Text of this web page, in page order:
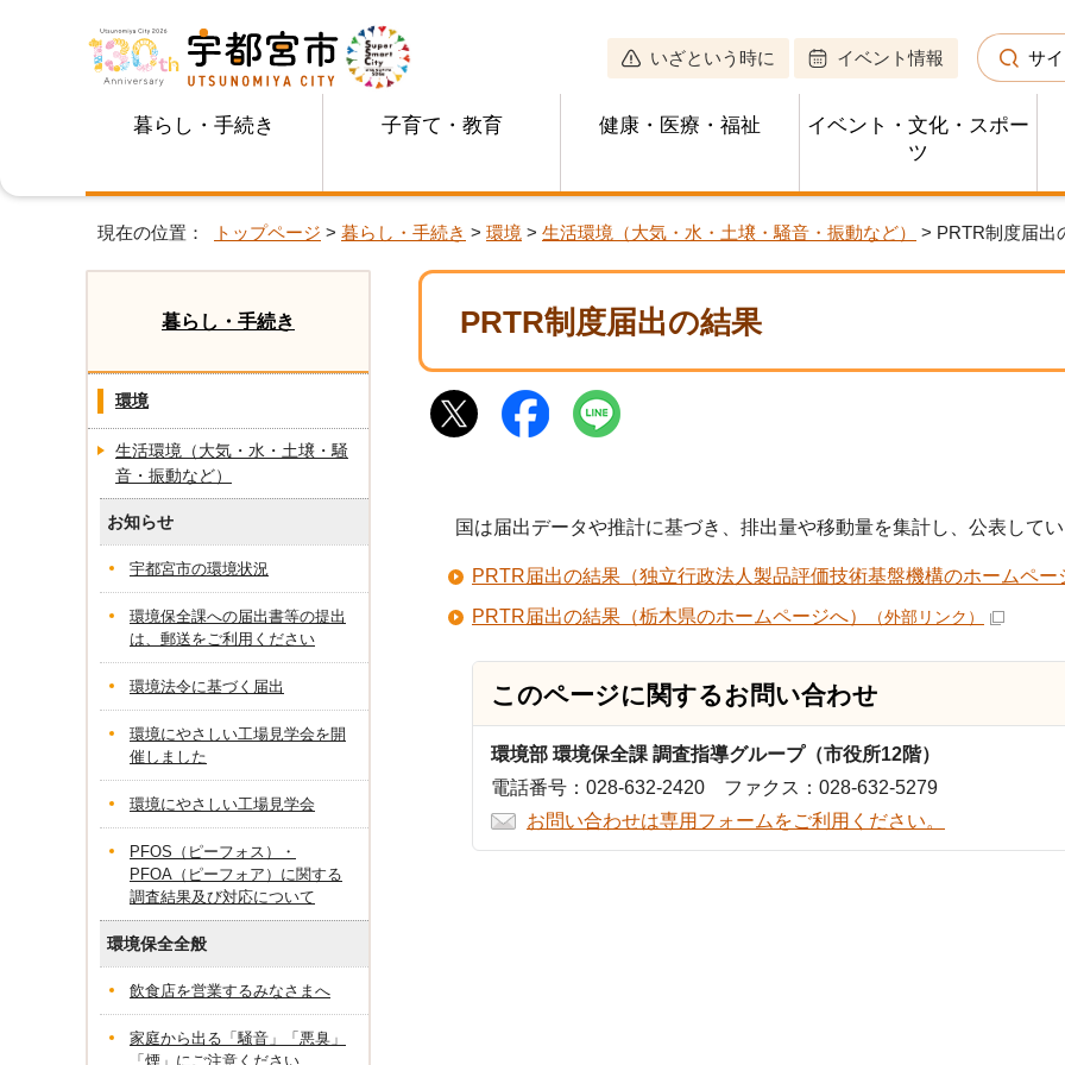
いざという時に イベント情報 サ
暮らし・手続き 子育て・教育 健康・医療・福祉
イベント・文化・スポー
ツ
現在の位置： トップページ > 暮らし・手続き > 環境 > 生活環境（大気・水・土壌・騒音・振動など） > PRTR制度届出
PRTR制度届出の結果
国は届出データや推計に基づき、排出量や移動量を集計し、公表してい
PRTR届出の結果（独立行政法人製品評価技術基盤機構のホームペー
PRTR届出の結果（栃木県のホームページへ） （外部リンク）
このページに関するお問い合わせ
環境部 環境保全課 調査指導グループ（市役所12階）
電話番号：028-632-2420 ファクス：028-632-5279
お問い合わせは専用フォームをご利用ください。
暮らし・手続き
環境
生活環境（大気・水・土壌・騒
音・振動など）
お知らせ
宇都宮市の環境状況
環境保全課への届出書等の提出
は、郵送をご利用ください
環境法令に基づく届出
環境にやさしい工場見学会を開
催しました
環境にやさしい工場見学会
PFOS（ピーフォス）・
PFOA（ピーフォア）に関する
調査結果及び対応について
環境保全全般
飲食店を営業するみなさまへ
家庭から出る「騒音」「悪臭」
「煙」にご注意ください